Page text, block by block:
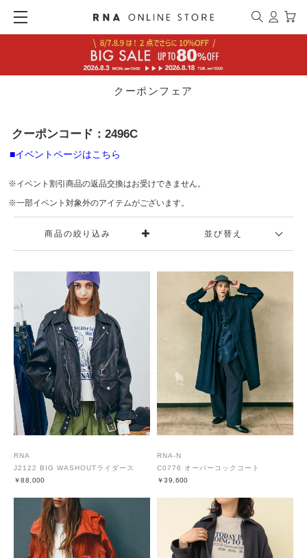
クーポンフェア
クーポンコード：2496C
■イベントページはこちら
※イベント割引商品の返品交換はお受けできません。
※一部イベント対象外のアイテムがございます。
商品の絞り込み 並び替え
RNA
J2122 BIG WASHOUTライダース
￥88,000
RNA-N
C0776 オーバーコックコート
￥39,600